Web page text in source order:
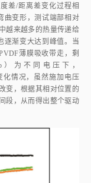
差/距离差变化过程相
曲变形，测试端部相对
越来越多的热量传递给
逐渐变大达到峰值。当
薄膜吸收带走，剩
为不同电压下，
化情况，虽然施加电压
变，根据其相对位置的
段，从而得出整个驱动